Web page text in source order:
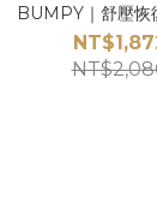
BUMPY｜舒壓恢